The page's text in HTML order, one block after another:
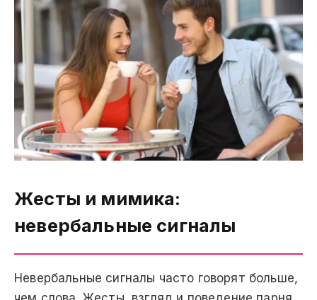
Жесты и мимика:
невербальные сигналы
Невербальные сигналы часто говорят больше,